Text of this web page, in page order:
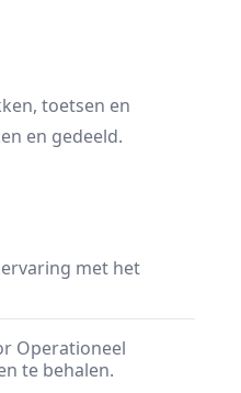
toetsen en
en gedeeld.
met het
Operationeel
te behalen.